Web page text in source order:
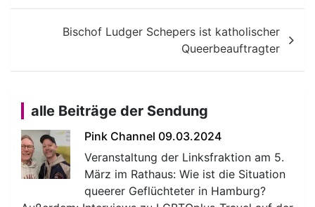
Bischof Ludger Schepers ist katholischer
Queerbeauftragter
alle Beiträge der Sendung
Pink Channel 09.03.2024
Veranstaltung der Linksfraktion am 5.
März im Rathaus: Wie ist die Situation
queerer Geflüchteter in Hamburg?